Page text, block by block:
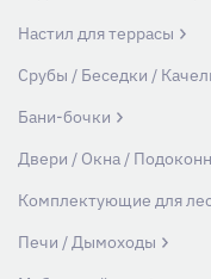
Настил для террасы
Срубы / Беседки /
Бани-бочки
Двери / Окна /
Комплектующие для
Печи / Дымоходы